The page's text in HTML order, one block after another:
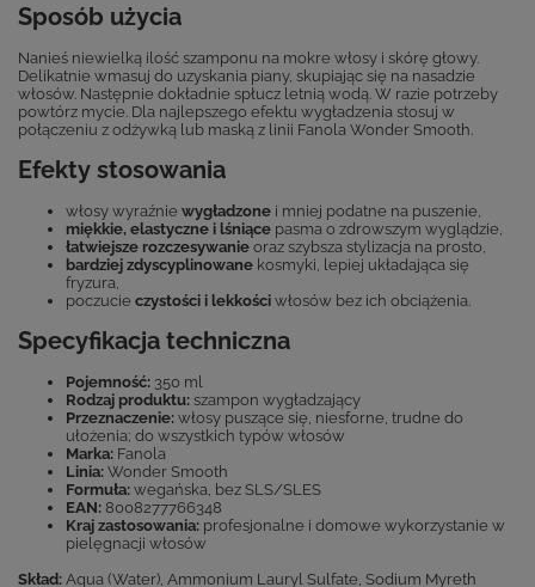
Sposób użycia
Nanieś niewielką ilość szamponu na mokre włosy i skórę głowy.
Delikatnie wmasuj do uzyskania piany, skupiając się na nasadzie
włosów. Następnie dokładnie spłucz letnią wodą. W razie potrzeby
powtórz mycie. Dla najlepszego efektu wygładzenia stosuj w
połączeniu z odżywką lub maską z linii Fanola Wonder Smooth.
Efekty stosowania
włosy wyraźnie wygładzone i mniej podatne na puszenie,
miękkie, elastyczne i lśniące pasma o zdrowszym wyglądzie,
łatwiejsze rozczesywanie oraz szybsza stylizacja na prosto,
bardziej zdyscyplinowane kosmyki, lepiej układająca się
fryzura,
poczucie czystości i lekkości włosów bez ich obciążenia.
Specyfikacja techniczna
Pojemność: 350 ml
Rodzaj produktu: szampon wygładzający
Przeznaczenie: włosy puszące się, niesforne, trudne do
ułożenia; do wszystkich typów włosów
Marka: Fanola
Linia: Wonder Smooth
Formuła: wegańska, bez SLS/SLES
EAN: 8008277766348
Kraj zastosowania: profesjonalne i domowe wykorzystanie w
pielęgnacji włosów
Skład: Aqua (Water), Ammonium Lauryl Sulfate, Sodium Myreth